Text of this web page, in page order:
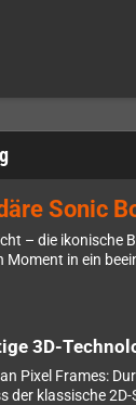
Sonic
– die ikonische
Moment in ein
3D-
Pixel Frames:
der klassische